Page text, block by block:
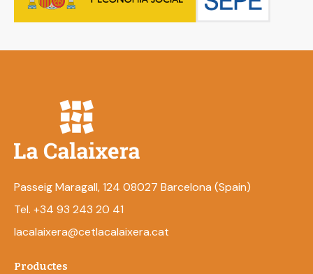
Passeig Maragall, 124 08027 Barcelona (Spain)
Tel. +34 93 243 20 41
lacalaixera@cetlacalaixera.cat
Productes